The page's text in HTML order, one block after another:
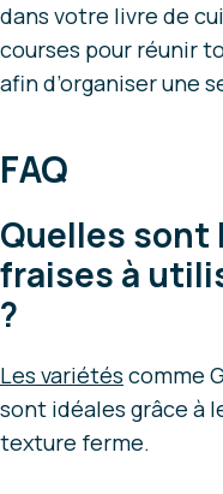
dans votre livre de
courses pour réunir
afin d’organiser une
FAQ
Quelles sont
fraises à
?
Les variétés comme
sont idéales grâce à
texture ferme.